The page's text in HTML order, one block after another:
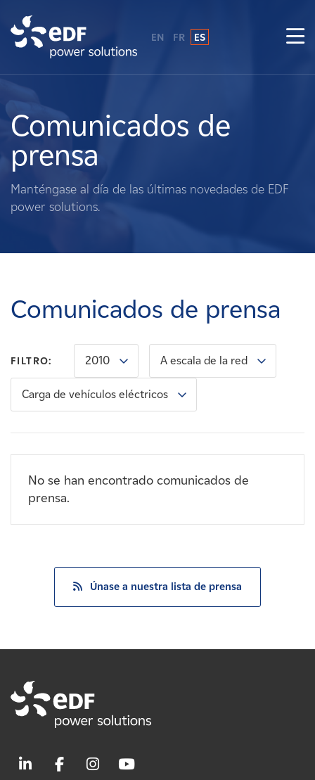
Sobre nosotros
Qué hacemos
Terratenientes
Carreras
Noticias
Contacte con
EN FR ES
Comunicados de
prensa
Manténgase al día de las últimas novedades de EDF
power solutions.
Comunicados de prensa
FILTRO: 2010 A escala de la red
Carga de vehículos eléctricos
No se han encontrado comunicados de
prensa.
Únase a nuestra lista de prensa